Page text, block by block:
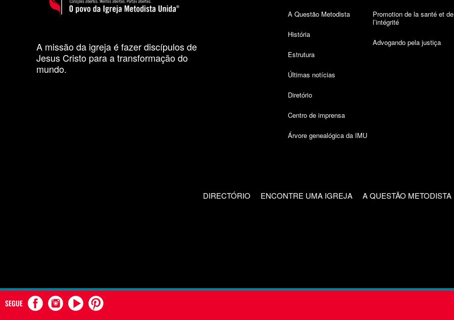
A missão da igreja é fazer discípulos de
Jesus Cristo para a transformação do
mundo.
A Questão Metodista
História
Estrutura
Últimas notícias
Diretório
Centro de imprensa
Árvore genealógica da IMU
Promotion de la santé et de
l’intégrité
Advogando pela justiça
DIRECTÓRIO ENCONTRE UMA IGREJA A QUESTÃO METODISTA
SEGUE